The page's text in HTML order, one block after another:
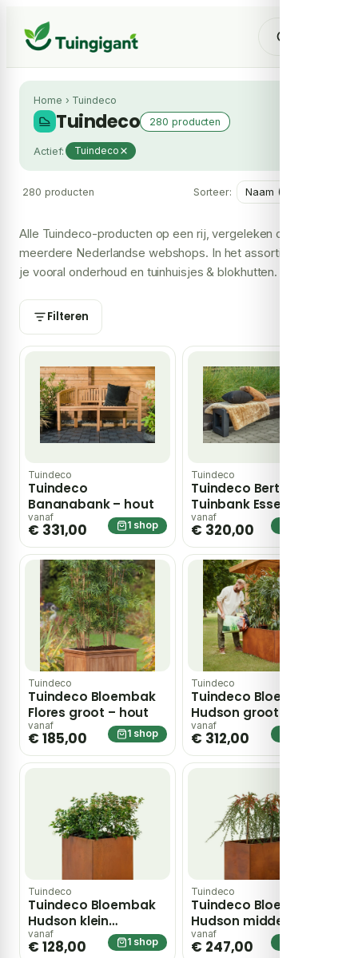
Home › Tuindeco
Tuindeco 280 producten
Actief: Tuindeco
280 producten Sorteer:
Alle Tuindeco-producten op een rij, vergeleken over
meerdere Nederlandse webshops. In het assortiment vind
je vooral onderhoud en tuinhuisjes & blokhutten. Per model
je Tuindeco bij de voordeligste shop koopt.
Filteren
Tuindeco
Tuindeco
Bananabank – hout
vanaf
€ 331,00 1 shop
Tuindeco
Tuindeco Berton-
Tuinbank Essen –
hout
vanaf
€ 320,00
Tuindeco
Tuindeco Bloembak
Flores groot – hout
vanaf
€ 185,00 1 shop
Tuindeco
Tuindeco Bloembak
Hudson groot
120x60x60 cm – hout
vanaf
€ 312,00
Tuindeco
Tuindeco Bloembak
Hudson klein
50x50x50 cm – hout
vanaf
€ 128,00 1 shop
Tuindeco
Tuindeco Bloembak
Hudson middel
90x50x50 cm – hout
vanaf
€ 247,00